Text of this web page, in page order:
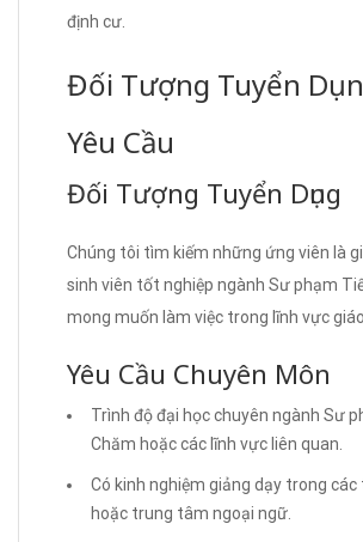
định cư.
Đối Tượng Tuyển
Yêu Cầu
Đối Tượng Tuyển Dụng
Chúng tôi tìm kiếm những ứng viên là
sinh viên tốt nghiệp ngành Sư phạm
mong muốn làm việc trong lĩnh vực
Yêu Cầu Chuyên Môn
Trình độ đại học chuyên ngành Sư
Chăm hoặc các lĩnh vực liên quan.
Có kinh nghiệm giảng dạy trong
hoặc trung tâm ngoại ngữ.